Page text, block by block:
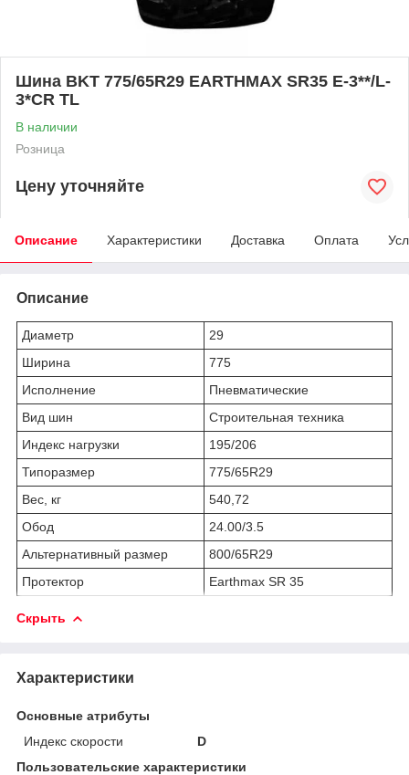
Шина BKT 775/65R29 EARTHMAX SR35 E-3**/L-
3*CR TL
В наличии
Розница
Цену уточняйте
Описание Характеристики Доставка Оплата
Описание
Диаметр
29
Ширина
775
Исполнение
Пневматические
Вид шин
Строительная техника
Индекс нагрузки
195/206
Типоразмер
775/65R29
Вес, кг
540,72
Обод
24.00/3.5
Альтернативный размер
800/65R29
Протектор
Earthmax SR 35
Скрыть
Характеристики
Основные атрибуты
Индекс скорости
D
Пользовательские характеристики